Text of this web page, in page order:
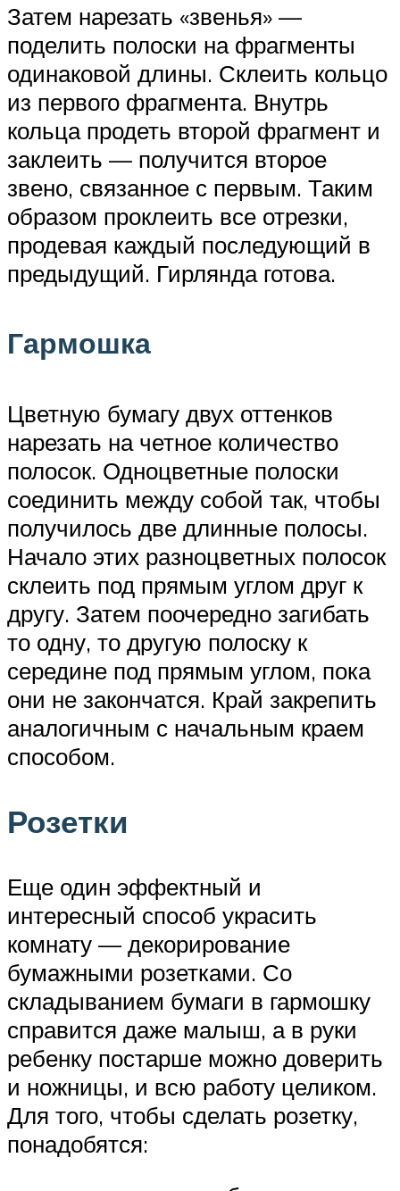
Затем нарезать «звенья» —
поделить полоски на фрагменты
одинаковой длины. Склеить кольцо
из первого фрагмента. Внутрь
кольца продеть второй фрагмент и
заклеить — получится второе
звено, связанное с первым. Таким
образом проклеить все отрезки,
продевая каждый последующий в
предыдущий. Гирлянда готова.
Гармошка
Цветную бумагу двух оттенков
нарезать на четное количество
полосок. Одноцветные полоски
соединить между собой так, чтобы
получилось две длинные полосы.
Начало этих разноцветных полосок
склеить под прямым углом друг к
другу. Затем поочередно загибать
то одну, то другую полоску к
середине под прямым углом, пока
они не закончатся. Край закрепить
аналогичным с начальным краем
способом.
Розетки
Еще один эффектный и
интересный способ украсить
комнату — декорирование
бумажными розетками. Со
складыванием бумаги в гармошку
справится даже малыш, а в руки
ребенку постарше можно доверить
и ножницы, и всю работу целиком.
Для того, чтобы сделать розетку,
понадобятся: